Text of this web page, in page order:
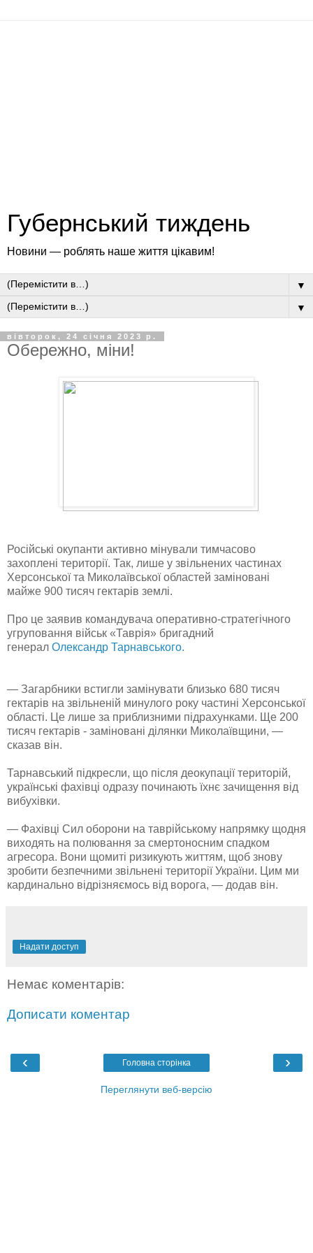
Губернський тиждень
Новини — роблять наше життя цікавим!
▼
▼
вівторок, 24 січня 2023 р.
Обережно, міни!
Російські окупанти активно мінували тимчасово
захоплені території. Так, лише у звільнених частинах
Херсонської та Миколаївської областей заміновані
майже 900 тисяч гектарів землі.
Про це заявив командувача оперативно-стратегічного
угруповання військ «Таврія» бригадний
генерал Олександр Тарнавського.
— Загарбники встигли замінувати близько 680 тисяч
гектарів на звільненій минулого року частині Херсонської
області. Це лише за приблизними підрахунками. Ще 200
тисяч гектарів - заміновані ділянки Миколаївщини, —
сказав він.
Тарнавський підкресли, що після деокупації територій,
українські фахівці одразу починають їхнє зачищення від
вибухівки.
— Фахівці Сил оборони на таврійському напрямку щодня
виходять на полювання за смертоносним спадком
агресора. Вони щомиті ризикують життям, щоб знову
зробити безпечними звільнені території України. Цим ми
кардинально відрізняємось від ворога, — додав він.
Надати доступ
Немає коментарів:
Дописати коментар
‹ ›
Головна сторінка
Переглянути веб-версію